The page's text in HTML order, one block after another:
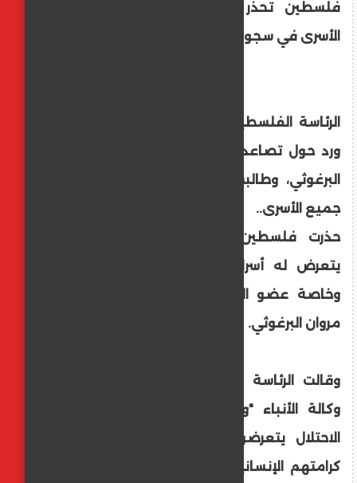
فلسطين تحذر من انتهاكات خطيرة بحق
الأسرى في سجون الاحتلال الإسرائيلي
الرئاسة الفلسطينية علقت في بيان على ما
ورد حول تصاعد الاعتداءات ضد الأسير مروان
البرغوثي، وطالبت بتحرك دولي فورا لحماية
جميع الأسرى..
حذرت فلسطين، الجمعة، من خطورة ما
يتعرض له أسراها في السجون الإسرائيلية،
وخاصة عضو اللجنة المركزية لحركة "فتح"،
مروان البرغوثي.
وقالت الرئاسة الفلسطينية في بيان نقلته
وكالة الأنباء "وفا"، إن "الأسرى في سجون
الاحتلال يتعرضون لانتهاكات وحشية تمسّ
كرامتهم الإنسانية وتهدد حياتهم، بما يخالف